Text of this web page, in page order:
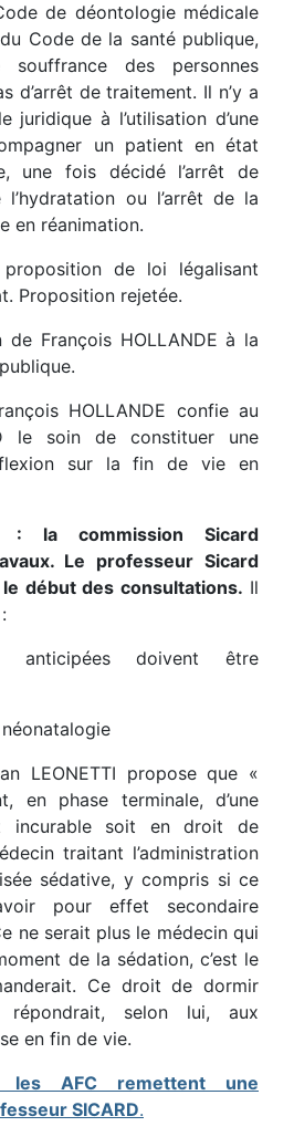
de déontologie médicale
Code de la santé publique,
des personnes
d’arrêt de traitement. Il n’y a
juridique à l’utilisation d’une
un patient en état
une fois décidé l’arrêt de
l’hydratation ou l’arrêt de la
en réanimation.
proposition de loi légalisant
Proposition rejetée.
François HOLLANDE à la
HOLLANDE confie au
le soin de constituer une
sur la fin de vie en
: la commission Sicard
Le professeur Sicard
début des consultations. Il
doivent être
LEONETTI propose que «
en phase terminale, d’une
incurable soit en droit de
traitant l’administration
sédative, y compris si ce
pour effet secondaire
ne serait plus le médecin qui
de la sédation, c’est le
Ce droit de dormir
selon lui, aux
en fin de vie.
AFC remettent une
SICARD.